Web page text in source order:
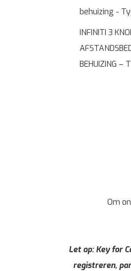
INFINITI 3
BEHUIZING –
Om
Let op: Key for
registreren,